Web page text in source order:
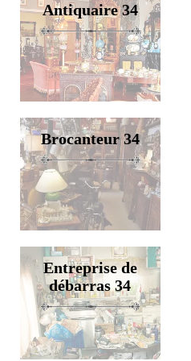
Antiquaire 34
Brocanteur 34
Entreprise de
débarras 34